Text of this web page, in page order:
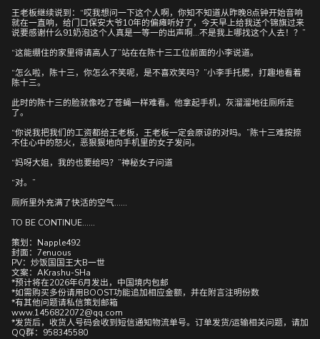
王老板继续说到：“哎我想问一下这个人啊，你知不知道从昨晚8点钟开始音响
就在一直响，给门口保安大爷10年的偏瘫听好了，今天早上给我送个锦旗过来
说要感谢什么91奶泡这个人真是一等一的出声啊…不是我上哪找这个人去！？”
“这能绷住的家里得请高人了”站在在陈十三工位前面的小李说道。
“怎么啦，陈十三，你怎么不笑呢，是不喜欢笑吗？”小李手托腮，打趣地看着
陈十三。
此时的陈十三的脸就像吃了苍蝇一样难看。他拿起手机，灰溜溜地往厕所走
了。
“你说我把我们的工资都给王老板，王老板一定会原谅的对吗。”陈十三难按捺
不住心中的怒火，恶狠狠地向手机里的女子发问。
“妈呀大姐，我的也要给吗？”神秘女子问道
“对。”
厕所里外充满了快活的空气……
TO BE CONTINUE……
策划：Napple492
封面：7enuous
PV：炒饭国国王大B一世
文案：AKrashu-SHa
*预计将在2026年6月发出，中国境内包邮
*如需购买多份请用BOOST功能追加相应金额，并在附言注明份数
*有其他问题请私信策划邮箱
www.1456822072@qq.com
*发货后，收货人号码会收到短信通知物流单号。订单发货/运输相关问题，请加
QQ群：958345580